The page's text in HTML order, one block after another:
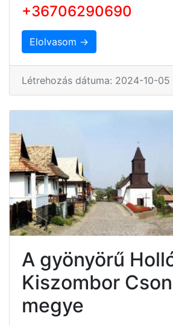
+36706290690
Elolvasom →
Létrehozás dátuma: 2024-10-05
A gyönyörű
Kiszombor
megye